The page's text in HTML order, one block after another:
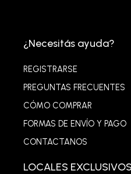
¿Necesitás ayuda?
REGISTRARSE
PREGUNTAS FRECUENTES
CÓMO COMPRAR
FORMAS DE ENVÍO Y PAGO
CONTACTANOS
LOCALES EXCLUSIVOS